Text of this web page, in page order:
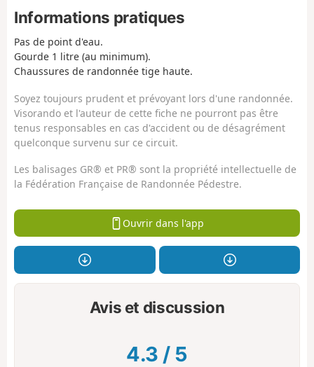
Informations pratiques
Pas de point d'eau.
Gourde 1 litre (au minimum).
Chaussures de randonnée tige haute.
Soyez toujours prudent et prévoyant lors d'une randonnée.
Visorando et l'auteur de cette fiche ne pourront pas être
tenus responsables en cas d'accident ou de désagrément
quelconque survenu sur ce circuit.
Les balisages GR® et PR® sont la propriété intellectuelle de
la Fédération Française de Randonnée Pédestre.
Ouvrir dans l'app
Avis et discussion
4.3 / 5